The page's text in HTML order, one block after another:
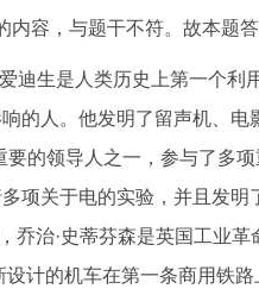
容，与题干不符。故本题答
生是人类历史上第一个利
的人。他发明了留声机、电
的领导人之一，参与了多
项关于电的实验，并且发
乔治·史蒂芬森是英国工业
计的机车在第一条商用铁